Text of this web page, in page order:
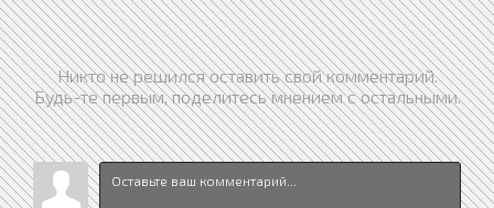
Никто не решился оставить свой комментарий.
Будь-те первым, поделитесь мнением с остальными.